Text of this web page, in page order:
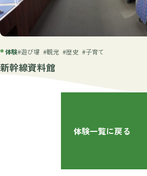
新幹線資料館
体験#遊び場 #観光 #歴史 #子育て
体験一覧に戻る